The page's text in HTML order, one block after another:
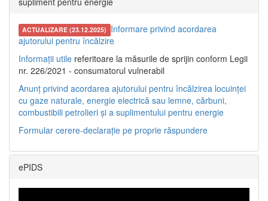
ACTUALIZARE (23.12.2025) Informare privind acordarea
ajutorului pentru încălzire
Informații utile referitoare la măsurile de sprijin conform Legii
nr. 226/2021 - consumatorul vulnerabil
Anunț privind acordarea ajutorului pentru încălzirea locuinței
cu gaze naturale, energie electrică sau lemne, cărbuni,
combustibili petrolieri și a suplimentului pentru energie
Formular cerere-declarație pe proprie răspundere
ePIDS